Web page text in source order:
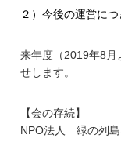
２）今後の運営に
来年度（2019年8月
せします。
【会の存続】
NPO法人 緑の列島